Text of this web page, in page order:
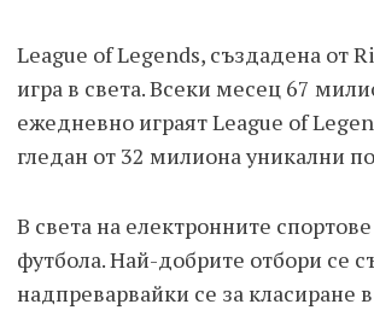
League of Legends, създадена от
игра в света. Всеки месец 67
ежедневно играят League of
гледан от 32 милиона уникални
В света на електронните
футбола. Най-добрите отбори се
надпреварвайки се за